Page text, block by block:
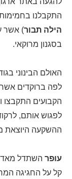
התקבלנו
הילה תבור) אשר
בסגנון מרוקאי.
האולם הבינוני
לפה ברוקדים אשר
הקבועים התקבצו
לפגוש אותם,
ההשקעה היוצאת
עופר השתדל מאד
קל על החגיגה